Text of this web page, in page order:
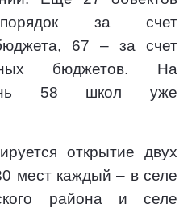
за счет
бюджета, 67 – за счет
бюджетов. На
58 школ уже
открытие двух
мест каждый – в селе
района и селе